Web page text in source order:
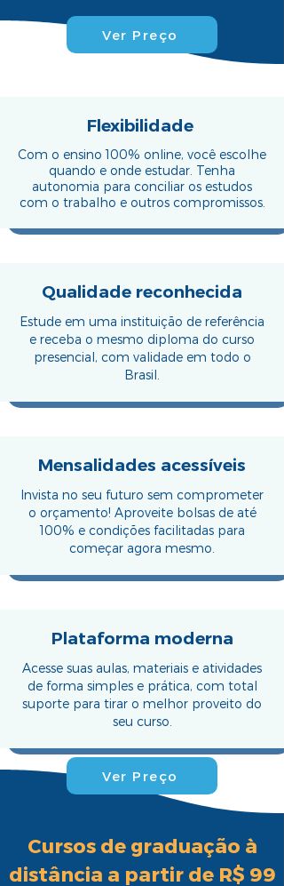
Ver Preço
Flexibilidade
Com o ensino 100% online, você escolhe
quando e onde estudar. Tenha
autonomia para conciliar os estudos
com o trabalho e outros compromissos.
Qualidade reconhecida
Estude em uma instituição de referência
e receba o mesmo diploma do curso
presencial, com validade em todo o
Brasil.
Mensalidades acessíveis
Invista no seu futuro sem comprometer
o orçamento! Aproveite bolsas de até
100% e condições facilitadas para
começar agora mesmo.
Plataforma moderna
Acesse suas aulas, materiais e atividades
de forma simples e prática, com total
suporte para tirar o melhor proveito do
seu curso.
Ver Preço
Cursos de graduação à
distância a partir de R$ 99